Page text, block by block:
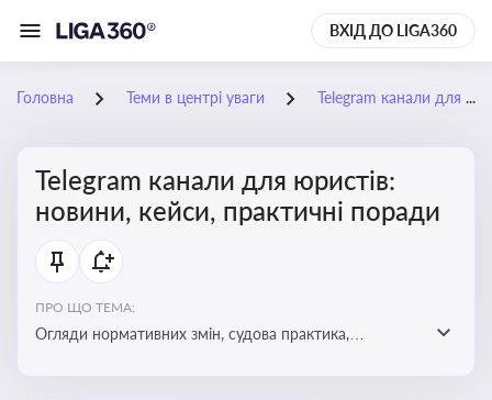
ВХІД ДО LIGA360
Головна Теми в центрі уваги Telegram канали для юристів: новини, кейси, практичні поради
Telegram канали для юристів:
новини, кейси, практичні поради
ПРО ЩО ТЕМА:
Огляди нормативних змін, судова практика,